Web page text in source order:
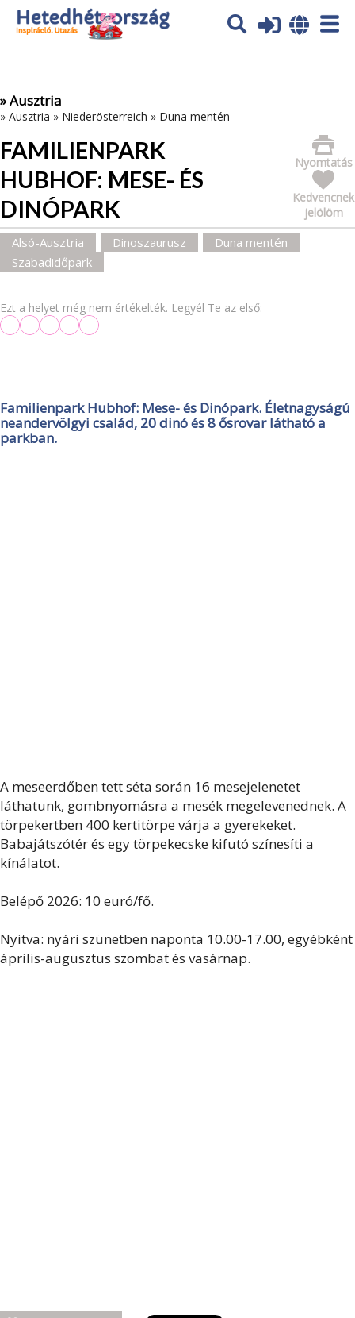
Az oldal sütiket (cookies) használ. További tájékoztatás itt:
Adatvédelmi tájékoztató
» Ausztria
» Ausztria » Niederösterreich » Duna mentén
FAMILIENPARK
HUBHOF: MESE- ÉS
DINÓPARK
Nyomtatás
Kedvencnek
jelölöm
Alsó-Ausztria Dinoszaurusz
Duna mentén
Szabadidőpark
Ezt a helyet még nem értékelték. Legyél Te az első:
Familienpark Hubhof: Mese- és Dinópark. Életnagyságú
neandervölgyi család, 20 dinó és 8 ősrovar látható a
parkban.
A meseerdőben tett séta során 16 mesejelenetet
láthatunk, gombnyomásra a mesék megelevenednek. A
törpekertben 400 kertitörpe várja a gyerekeket.
Babajátszótér és egy törpekecske kifutó színesíti a
kínálatot.
Belépő 2026: 10 euró/fő.
Nyitva: nyári szünetben naponta 10.00-17.00, egyébként
április-augusztus szombat és vasárnap.